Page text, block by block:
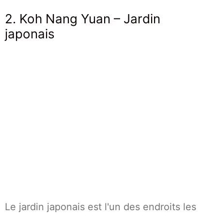
2. Koh Nang Yuan – Jardin
japonais
Le jardin japonais est l'un des endroits les